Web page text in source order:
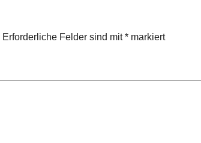
Erforderliche Felder sind mit* markiert